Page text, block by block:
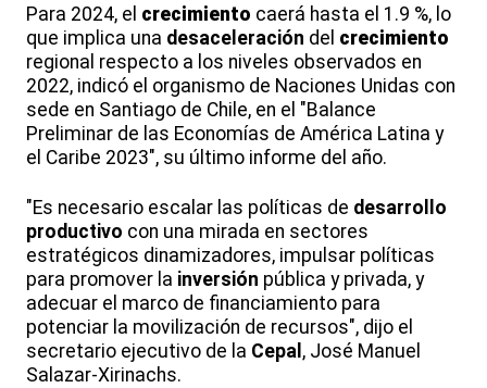
Para 2024, el crecimiento caerá hasta el 1.9 %, lo
que implica una desaceleración del crecimiento
regional respecto a los niveles observados en
2022, indicó el organismo de Naciones Unidas con
sede en Santiago de Chile, en el "Balance
Preliminar de las Economías de América Latina y
el Caribe 2023", su último informe del año.
"Es necesario escalar las políticas de desarrollo
productivo con una mirada en sectores
estratégicos dinamizadores, impulsar políticas
para promover la inversión pública y privada, y
adecuar el marco de financiamiento para
potenciar la movilización de recursos", dijo el
secretario ejecutivo de la Cepal , José Manuel
Salazar-Xirinachs.